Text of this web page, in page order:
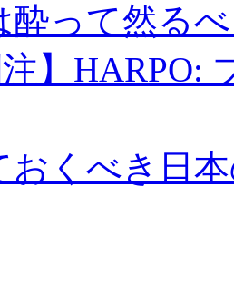
酔って然る
注】
おくべき日